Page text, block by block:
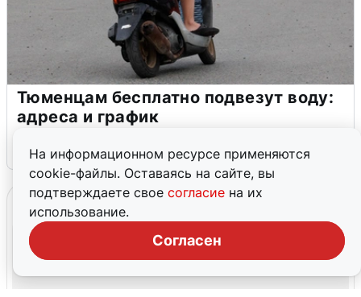
На информационном ресурсе применяются
cookie-файлы. Оставаясь на сайте, вы
подтверждаете свое согласие на их
использование.
Согласен
Тюменцам бесплатно подвезут воду:
адреса и график
3 августа 0